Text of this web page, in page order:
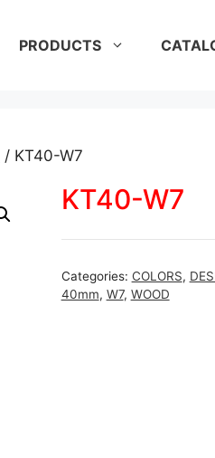
PRODUCTS
/ KT40-W7
KT40-W7
Categories: COLORS,
40mm, W7, WOOD